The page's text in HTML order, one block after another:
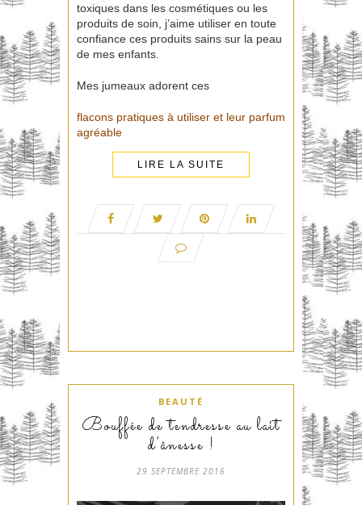
toxiques dans les cosmétiques ou les
produits de soin, j’aime utiliser en toute
confiance ces produits sains sur la peau
de mes enfants.
Mes jumeaux adorent ces
flacons pratiques à utiliser et leur parfum
agréable
LIRE LA SUITE
BEAUTÉ
Bouffée de tendresse au lait
d’ânesse !
29 SEPTEMBRE 2016